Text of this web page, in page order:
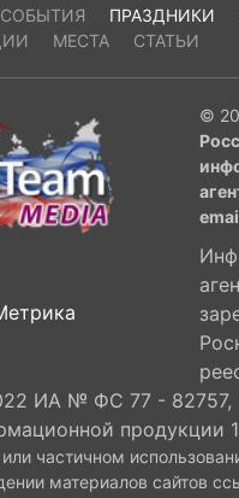
СОБЫТИЯ ПРАЗДНИКИ
МЕСТА СТАТЬИ
©
ИА № ФС 77 - 82757,
продукции
частичном
материалов сайтов